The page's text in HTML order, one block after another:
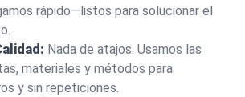
rápido—listos para solucionar el
Nada de atajos. Usamos las
materiales y métodos para
y sin repeticiones.